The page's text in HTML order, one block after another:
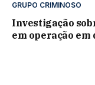
GRUPO CRIMINOSO
Investigação
em operação em